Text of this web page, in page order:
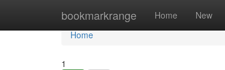
bookmarkrange Home New
Home
Home
1